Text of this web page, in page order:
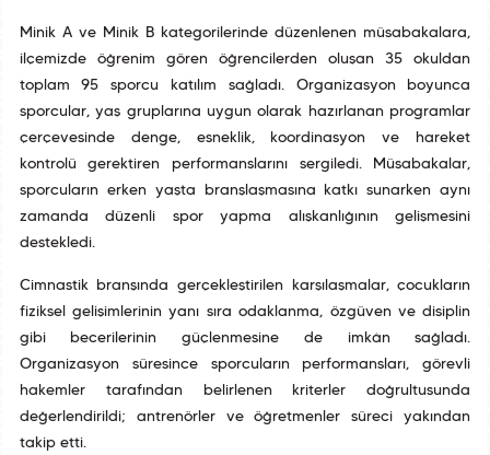
Minik A ve Minik B kategorilerinde düzenlenen müsabakalara,
ilçemizde öğrenim gören öğrencilerden oluşan 35 okuldan
toplam 95 sporcu katılım sağladı. Organizasyon boyunca
sporcular, yaş gruplarına uygun olarak hazırlanan programlar
çerçevesinde denge, esneklik, koordinasyon ve hareket
kontrolü gerektiren performanslarını sergiledi. Müsabakalar,
sporcuların erken yaşta branşlaşmasına katkı sunarken aynı
zamanda düzenli spor yapma alışkanlığının gelişmesini
destekledi.
Cimnastik branşında gerçekleştirilen karşılaşmalar, çocukların
fiziksel gelişimlerinin yanı sıra odaklanma, özgüven ve disiplin
gibi becerilerinin güçlenmesine de imkân sağladı.
Organizasyon süresince sporcuların performansları, görevli
hakemler tarafından belirlenen kriterler doğrultusunda
değerlendirildi; antrenörler ve öğretmenler süreci yakından
takip etti.